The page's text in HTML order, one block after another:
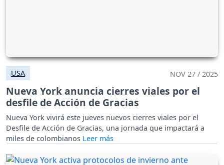
USA NOV 27 / 2025
Nueva York anuncia cierres viales por el
desfile de Acción de Gracias
Nueva York vivirá este jueves nuevos cierres viales por el
Desfile de Acción de Gracias, una jornada que impactará a
miles de colombianos